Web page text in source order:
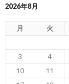
2026年8月
月 火
3
4
10
11